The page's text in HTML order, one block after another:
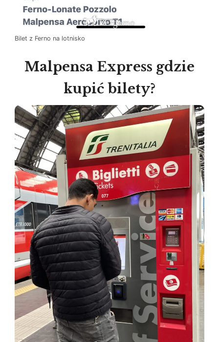
Bilet z Ferno na lotnisko
Malpensa Express gdzie
kupić bilety?